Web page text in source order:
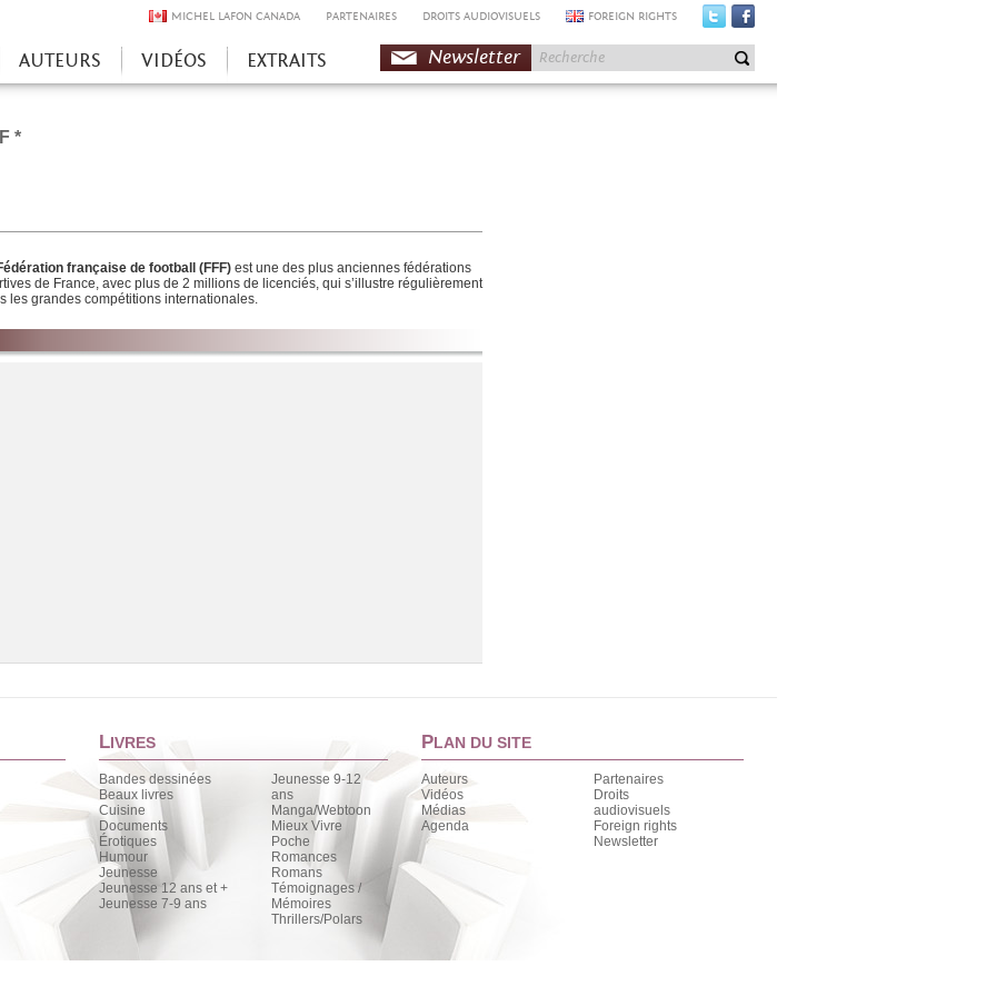
MICHEL LAFON CANADA PARTENAIRES DROITS AUDIOVISUELS FOREIGN RIGHTS
AUTEURS VIDÉOS EXTRAITS Newsletter
*
française de football (FFF) est une des plus anciennes fédérations
de France, avec plus de 2 millions de licenciés, qui s’illustre régulièrement
les grandes compétitions internationales.
Chargement de la liste
LIVRES
Bandes dessinées
Beaux livres
Cuisine
Documents
Érotiques
Humour
Jeunesse
Jeunesse 12 ans et +
Jeunesse 7-9 ans
Jeunesse 9-12
ans
Manga/Webtoon
Mieux Vivre
Poche
Romances
Romans
Témoignages /
Mémoires
Thrillers/Polars
PLAN DU SITE
Auteurs
Vidéos
Médias
Agenda
Partenaires
Droits
audiovisuels
Foreign rights
Newsletter